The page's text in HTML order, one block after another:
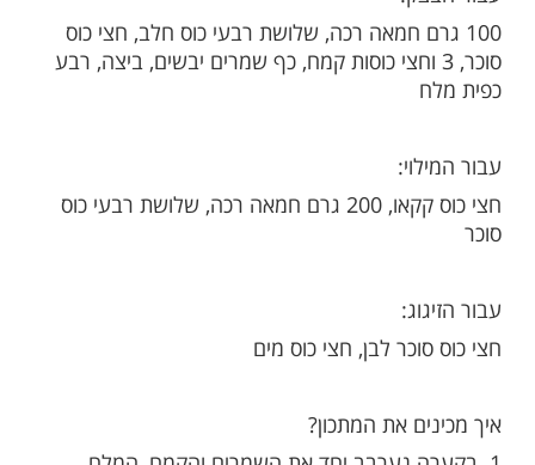
כבר להכין עוגת רוגלך?
עוד תוכן חדש ומפתיע! התחברו לכל
3 וחצי כוסות קמח, כף שמרים יבשים, ביצה, רבע